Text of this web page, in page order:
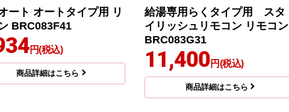
ート オートタイプ用 リ
BRC083F41
円(税込)
商品詳細はこちら
給湯専用らくタイプ用 スタ
イリッシュリモコン リモコン
BRC083G31
11,400円(税込)
商品詳細はこちら